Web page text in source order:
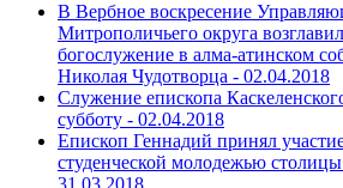
В Вербное воскресение
Митрополичьего округа
богослужение в алма-атинском
Николая Чудотворца - 02.04.2018
Служение епископа
субботу - 02.04.2018
Епископ Геннадий принял
студенческой молодежью столицы